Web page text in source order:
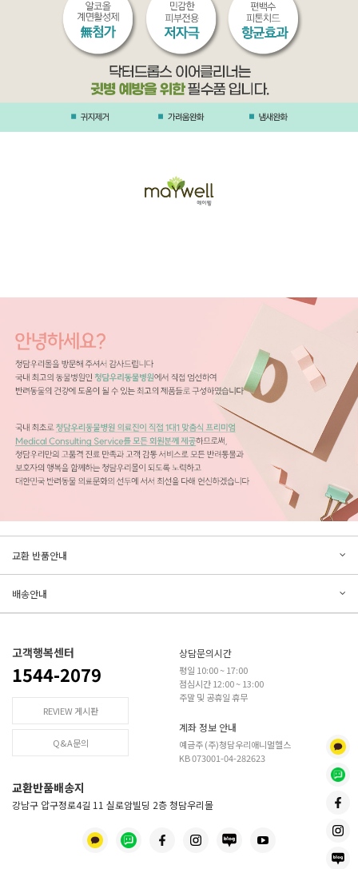
교환 반품안내
배송안내
고객행복센터
1544-2079
REVIEW 게시판
Q&A문의
상담문의시간
평일 10:00 ~ 17:00
점심시간 12:00 ~ 13:00
주말 및 공휴일 휴무
계좌 정보 안내
예금주 (주)청담우리애니멀헬스
KB 073001-04-282623
교환반품배송지
강남구 압구정로4길 11 실로암빌딩 2층 청담우리몰